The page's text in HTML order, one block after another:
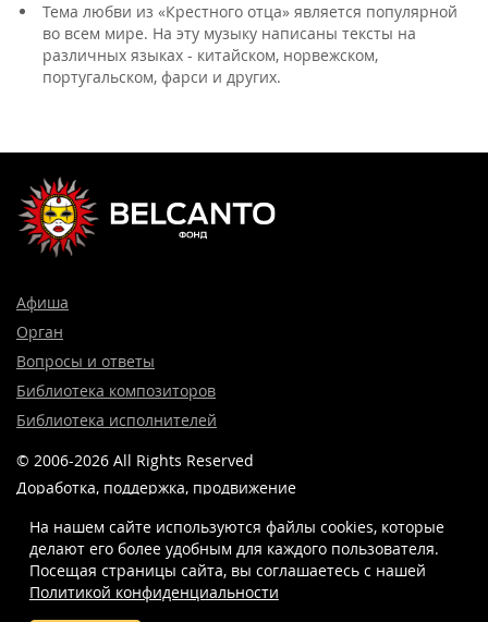
Тема любви из «Крестного отца» является популярной
во всем мире. На эту музыку написаны тексты на
различных языках - китайском, норвежском,
португальском, фарси и других.
Афиша
Орган
Вопросы и ответы
Библиотека композиторов
Библиотека исполнителей
© 2006-2026 All Rights Reserved
Доработка, поддержка, продвижение
8 (499) 923-22-78
На нашем сайте используются файлы cookies, которые
делают его более удобным для каждого пользователя.
Посещая страницы сайта, вы соглашаетесь c нашей
Политикой конфиденциальности